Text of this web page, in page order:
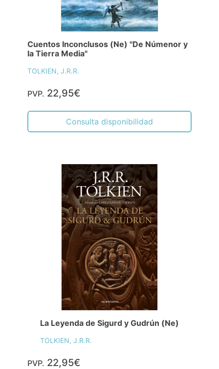
Cuentos Inconclusos (Ne) "De Númenor y
la Tierra Media"
TOLKIEN, J.R.R.
PVP. 22,95€
Consulta disponibilidad
La Leyenda de Sigurd y Gudrún (Ne)
TOLKIEN, J.R.R.
PVP. 22,95€